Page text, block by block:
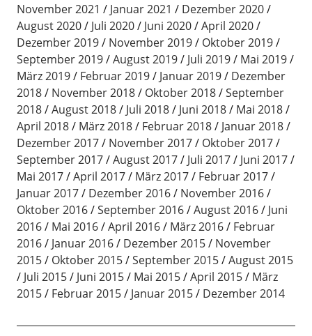
November 2021 Januar 2021
Dezember 2020
August 2020
Juli 2020 Juni 2020
April 2020
Dezember 2019
November 2019
Oktober 2019
September 2019
August 2019 Juli 2019
Mai 2019
März 2019
Februar 2019 Januar 2019
Dezember
2018
November 2018 Oktober 2018
September
2018
August 2018 Juli 2018 Juni 2018
Mai 2018
April 2018
März 2018 Februar 2018
Januar 2018
Dezember 2017
November 2017
Oktober 2017
September 2017
August 2017 Juli 2017
Juni 2017
Mai 2017
April 2017 März 2017
Februar 2017
Januar 2017
Dezember 2016
November 2016
Oktober 2016
September 2016 August 2016
Juni
2016
Mai 2016 April 2016 März 2016
Februar
2016
Januar 2016 Dezember 2015
November
2015
Oktober 2015 September 2015
August 2015
Juli 2015
Juni 2015 Mai 2015 April 2015
März
2015
Februar 2015 Januar 2015 Dezember 2014